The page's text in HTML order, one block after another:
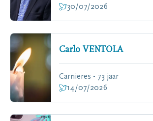
30/07/2026
Carlo VENTOLA
Carnieres - 73 jaar
14/07/2026